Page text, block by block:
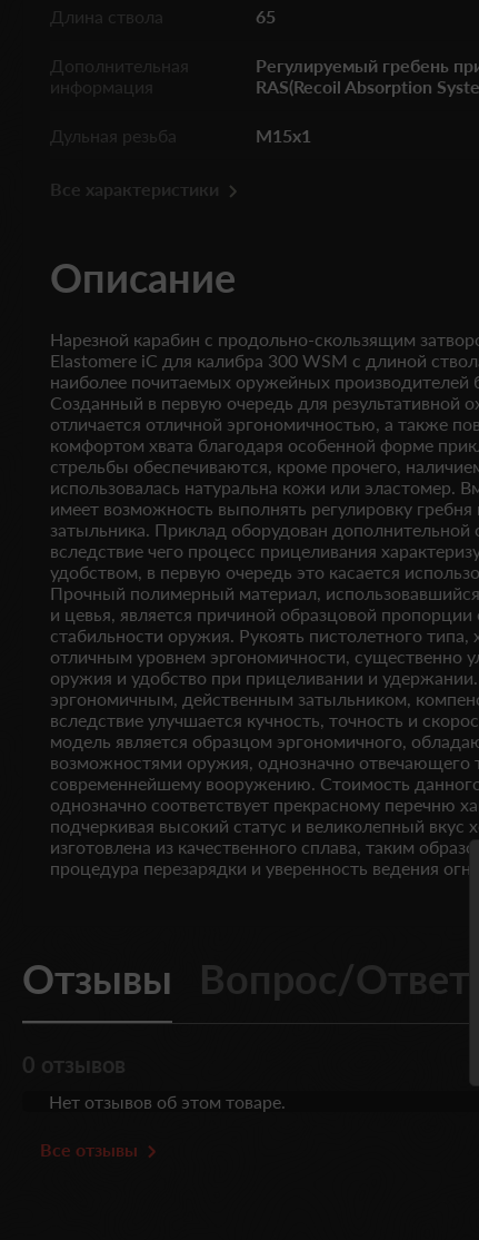
Длина ствола 65
Дополнительная
информация
Регулируемый гребень
RAS(Recoil Absorption
Дульная резьба M15x1
Все характеристики
Описание
Нарезной карабин с продольно-скользящим
Elastomere iC для калибра 300 WSM с длиной
наиболее почитаемых оружейных
Созданный в первую очередь для результативной
отличается отличной эргономичностью, а также
комфортом хвата благодаря особенной форме
стрельбы обеспечиваются, кроме прочего,
использовалась натуральна кожи или эластомер.
имеет возможность выполнять регулировку
затыльника. Приклад оборудован
вследствие чего процесс прицеливания
удобством, в первую очередь это касается
Прочный полимерный материал,
и цевья, является причиной образцовой пропорции
стабильности оружия. Рукоять пистолетного типа,
отличным уровнем эргономичности, существенно
оружия и удобство при прицеливании и
эргономичным, действенным затыльником,
вследствие улучшается кучность, точность и
модель является образцом эргономичного,
возможностями оружия, однозначно отвечающего
современнейшему вооружению. Стоимость
однозначно соответствует прекрасному перечню
подчеркивая высокий статус и великолепный вкус
изготовлена из качественного сплава, таким
процедура перезарядки и уверенность ведения огня.
Отзывы Вопрос/Ответ
0 отзывов
Нет отзывов об этом товаре.
Все отзывы